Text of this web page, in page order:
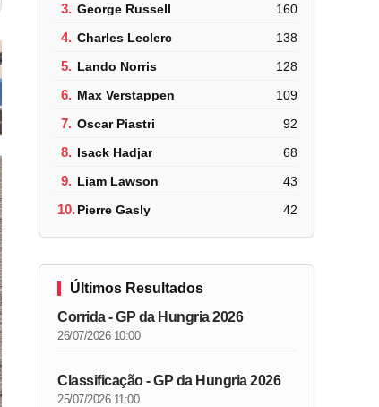
3. George Russell 160
4. Charles Leclerc 138
5. Lando Norris 128
6. Max Verstappen 109
7. Oscar Piastri 92
8. Isack Hadjar 68
9. Liam Lawson 43
10.Pierre Gasly 42
Últimos Resultados
Corrida - GP da Hungria 2026
26/07/2026 10:00
Classificação - GP da Hungria 2026
25/07/2026 11:00